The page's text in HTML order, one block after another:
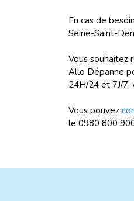
En cas de
Seine-Saint-
Vous souhaitez
Allo Dépanne
24H/24 et 7J/7,
Vous pouvez
le 0980 800